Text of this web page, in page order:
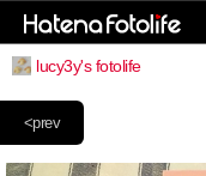
lucy3y's fotolife
<prev